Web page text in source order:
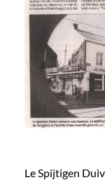
Le Spijtigen